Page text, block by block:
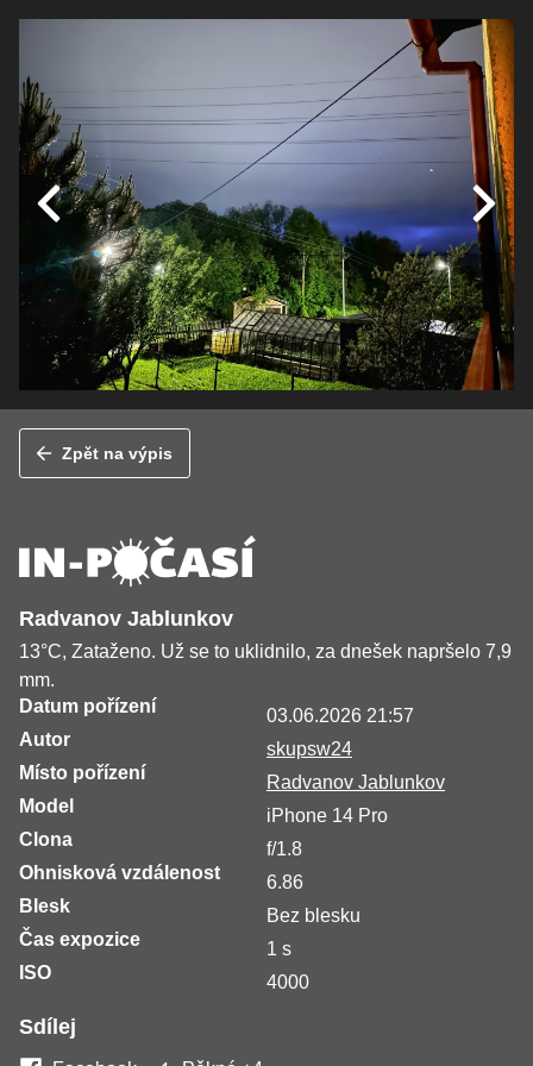
Zpět na výpis
Radvanov Jablunkov
13°C, Zataženo. Už se to uklidnilo, za dnešek napršelo 7,9
mm.
Datum pořízení
03.06.2026 21:57
Autor
skupsw24
Místo pořízení
Radvanov Jablunkov
Model
iPhone 14 Pro
Clona
f/1.8
Ohnisková vzdálenost
6.86
Blesk
Bez blesku
Čas expozice
1 s
ISO
4000
Sdílej